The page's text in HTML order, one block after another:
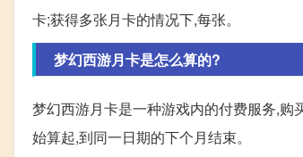
卡;获得多张月卡的情况下,每张。
梦幻西游月卡是怎么算的?
梦幻西游月卡是一种游戏内的付费服务,
始算起,到同一日期的下个月结束。